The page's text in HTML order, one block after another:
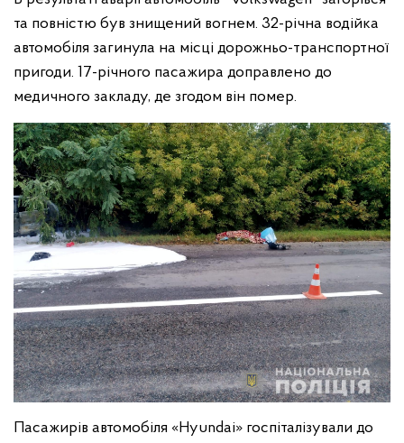
та повністю був знищений вогнем. 32-річна водійка
автомобіля загинула на місці дорожньо-транспортної
пригоди. 17-річного пасажира доправлено до
медичного закладу, де згодом він помер.
Пасажирів автомобіля «Hyundai» госпіталізували до